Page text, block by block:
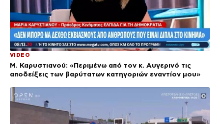
VIDEO
Μ. Καρυστιανού: «Περιμένω από τον κ. Αυγερινό τις
αποδείξεις των βαρύτατων κατηγοριών εναντίον μου»